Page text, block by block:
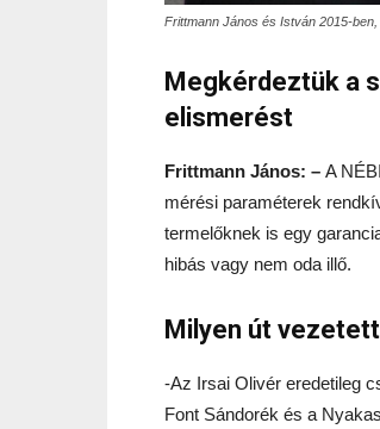
Frittmann János és István 2015-
Megkérdeztük a
elismerést
Frittmann János: – A
mérési paraméterek
termelőknek is egy
hibás vagy nem oda illő.
Milyen út
-Az Irsai Olivér eredetileg
Font Sándorék és a